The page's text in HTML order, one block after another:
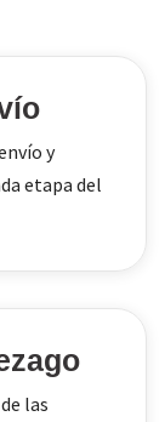
y
etapa del
las